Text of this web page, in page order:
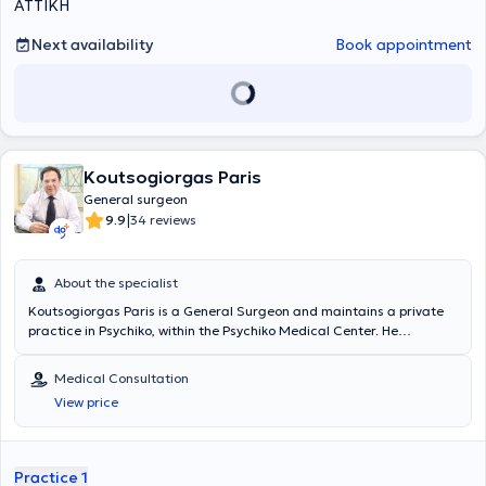
ΑΤΤΙΚΗ
Next availability
Book appointment
Koutsogiorgas Paris
General surgeon
9.9|34 reviews
About the specialist
Koutsogiorgas Paris is a General Surgeon and maintains a private
practice in Psychiko, within the Psychiko Medical Center. He
Thessaloniki and completed his specialty training at the 2nd
University Surgical Clinic of Laiko Hospital in Athens. He is an
Associate of the most prominent private clinics, including Psychiko
Clinic of the Athens Medical Group, Iaso General, Bioclinic, and
Medical Consultation
View price
Practice 1